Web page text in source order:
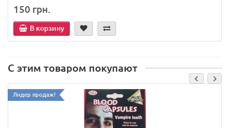
150 грн.
В корзину
С этим товаром покупают
Лидер продаж!